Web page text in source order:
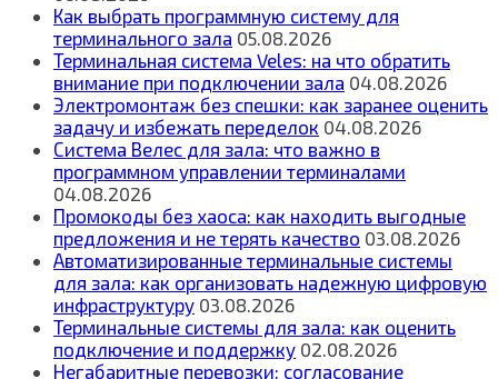
Как выбрать программную систему для
терминального зала 05.08.2026
Терминальная система Veles: на что обратить
внимание при подключении зала 04.08.2026
Электромонтаж без спешки: как заранее оценить
задачу и избежать переделок 04.08.2026
Система Велес для зала: что важно в
программном управлении терминалами
04.08.2026
Промокоды без хаоса: как находить выгодные
предложения и не терять качество 03.08.2026
Автоматизированные терминальные системы
для зала: как организовать надежную цифровую
инфраструктуру 03.08.2026
Терминальные системы для зала: как оценить
подключение и поддержку 02.08.2026
Негабаритные перевозки: согласование